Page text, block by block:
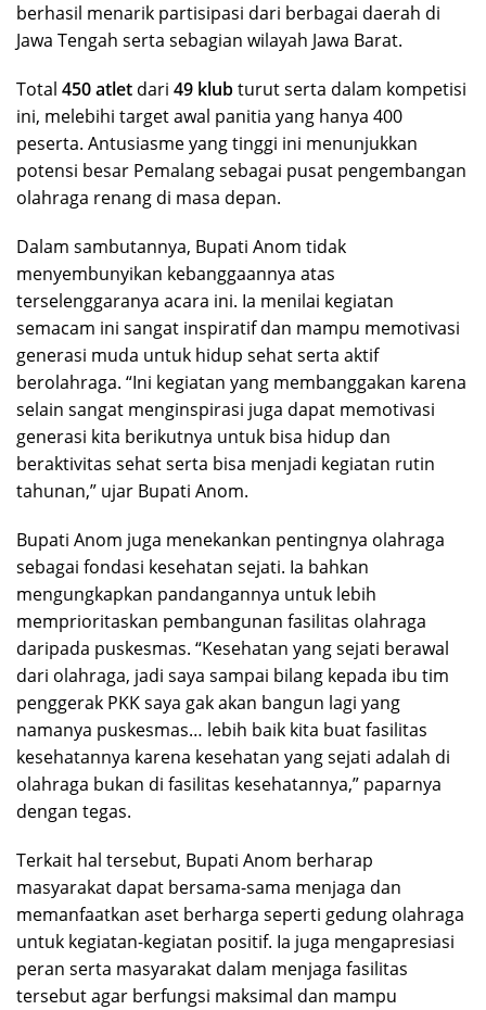
berhasil menarik partisipasi dari berbagai daerah di
Jawa Tengah serta sebagian wilayah Jawa Barat.
Total 450 atlet dari 49 klubturut serta dalam kompetisi
ini, melebihi target awal panitia yang hanya 400
peserta. Antusiasme yang tinggi ini menunjukkan
potensi besar Pemalang sebagai pusat pengembangan
olahraga renang di masa depan.
Dalam sambutannya, Bupati Anom tidak
menyembunyikan kebanggaannya atas
terselenggaranya acara ini. Ia menilai kegiatan
semacam ini sangat inspiratif dan mampu memotivasi
generasi muda untuk hidup sehat serta aktif
berolahraga. “Ini kegiatan yang membanggakan karena
selain sangat menginspirasi juga dapat memotivasi
generasi kita berikutnya untuk bisa hidup dan
beraktivitas sehat serta bisa menjadi kegiatan rutin
tahunan,” ujar Bupati Anom.
Bupati Anom juga menekankan pentingnya olahraga
sebagai fondasi kesehatan sejati. Ia bahkan
mengungkapkan pandangannya untuk lebih
memprioritaskan pembangunan fasilitas olahraga
daripada puskesmas. “Kesehatan yang sejati berawal
dari olahraga, jadi saya sampai bilang kepada ibu tim
penggerak PKK saya gak akan bangun lagi yang
namanya puskesmas… lebih baik kita buat fasilitas
kesehatannya karena kesehatan yang sejati adalah di
olahraga bukan di fasilitas kesehatannya,” paparnya
dengan tegas.
Terkait hal tersebut, Bupati Anom berharap
masyarakat dapat bersama-sama menjaga dan
memanfaatkan aset berharga seperti gedung olahraga
untuk kegiatan-kegiatan positif. Ia juga mengapresiasi
peran serta masyarakat dalam menjaga fasilitas
tersebut agar berfungsi maksimal dan mampu